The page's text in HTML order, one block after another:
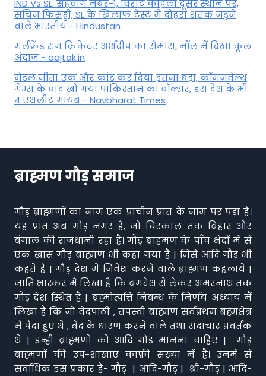
IND Vs SL: सहवाग नंबर-1, विराट कोहली दूसरे स्थान पर,
सचिन फिसड्डी, SL के खिलाफ टेस्ट में दोहरा शतक जड़ने
वाले भारतीय - Hindustan
गर्लफ्रेंड संग क्रिकेटर अर्शदीप का रोमांस, मॉल में द‍िखा कूल
अंदाज - aajtak.in
मेडल जीता एक और कांड कर दिया इतना बड़ा, कॉमनवेल्थ
गेम्स के बाद खो गया पाकिस्तान का बॉक्सर, इस देश के भी
4 एथलीट गायब - Navbharat Times
ब्राह्मण गौड़ समाज
गौड़ ब्राह्मणों का नाम एक प्राचीन प्रांत के नाम पर पड़ा है।
यह प्रांत अब गौड़ नगर है, जो चिरकाल तक बिहार और
बंगाल की राजधानी रहा है। गौड़ ब्राहमण के पाँच भेदों में से
एक खास गौड़ ब्राह्मण भी कहा गया है | जिसे आदि गौड़ भी
कहते हैं | गौड़ देश में निवेश करने वाले ब्राह्मण कहलाये |
जाति भास्कर मैं लिखा है कि बंगदेश से लेकर अमरनाथ तक
गौड़ देश स्थित है | ब्रह्मोत्पत्ति निबन्ध के निर्णय अध्याय मैं
लिखा है कि जो वेदपाठी , तपस्वी ब्राह्मण सर्वप्रथम ब्रह्मक्षेत्र
मैं पैदा हुए थे , वेद के धारण करने वाले तथा सदाचार प्रवर्तक
थे | इन्ही ब्राह्मणो को आदि गौड़ मानना चाहिए | गौड़
ब्राह्मणों की उप-शाखाएं काफ़ी संख्या में हैं। उनमें से
सर्वाधिक इस प्रकार हैं- गौड़ | आदि-गौड़ | श्री-गौड़ | आदि-